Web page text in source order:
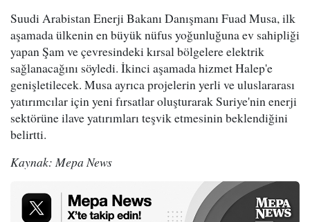
Suudi Arabistan Enerji Bakanı Danışmanı Fuad Musa, ilk
aşamada ülkenin en büyük nüfus yoğunluğuna ev sahipliği
yapan Şam ve çevresindeki kırsal bölgelere elektrik
sağlanacağını söyledi. İkinci aşamada hizmet Halep'e
genişletilecek. Musa ayrıca projelerin yerli ve uluslararası
yatırımcılar için yeni fırsatlar oluşturarak Suriye'nin enerji
sektörüne ilave yatırımları teşvik etmesinin beklendiğini
belirtti.
Kaynak: Mepa News